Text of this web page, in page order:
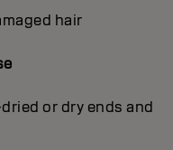
hair
or dry ends and